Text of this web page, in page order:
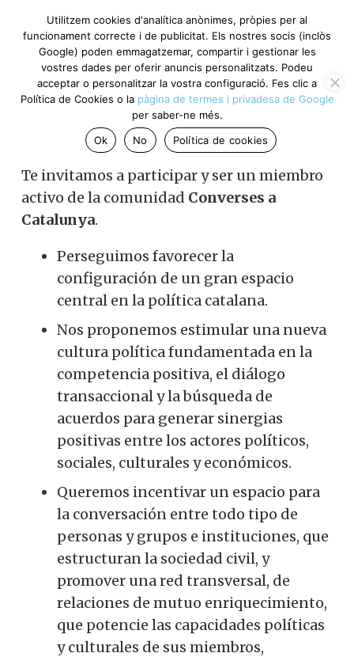
¿Quieres colaborar en
Converses a Catalunya?
Te invitamos a participar y ser un miembro
activo de la comunidad Converses a
Catalunya.
Perseguimos favorecer la
configuración de un gran espacio
central en la política catalana.
Nos proponemos estimular una nueva
cultura política fundamentada en la
competencia positiva, el diálogo
transaccional y la búsqueda de
acuerdos para generar sinergias
positivas entre los actores políticos,
sociales, culturales y económicos.
Queremos incentivar un espacio para
la conversación entre todo tipo de
personas y grupos e instituciones, que
estructuran la sociedad civil, y
promover una red transversal, de
relaciones de mutuo enriquecimiento,
que potencie las capacidades políticas
y culturales de sus miembros,
Utilitzem cookies d'analítica anònimes, pròpies per al
funcionament correcte i de publicitat. Els nostres socis (inclòs
Google) poden emmagatzemar, compartir i gestionar les
vostres dades per oferir anuncis personalitzats. Podeu
acceptar o personalitzar la vostra configuració. Fes clic a
Política de Cookies o la pàgina de termes i privadesa de Google
per saber-ne més.
Ok
No Política de cookies